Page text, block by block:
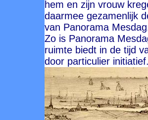
hem en zijn vrouw
daarmee gezamenlijk
van Panorama
Zo is Panorama
ruimte biedt in de tijd
door particulier